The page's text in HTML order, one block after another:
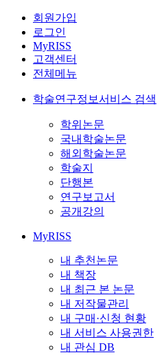
회원가입
로그인
MyRISS
고객센터
전체메뉴
학술연구정보서비스 검색
학위논문
국내학술논문
해외학술논문
학술지
단행본
연구보고서
공개강의
MyRISS
내 추천논문
내 책장
내 최근 본 논문
내 저작물관리
내 구매·신청 현황
내 서비스 사용권한
내 관심 DB